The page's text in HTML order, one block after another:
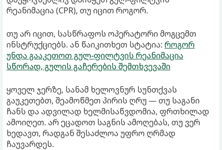
რეანიმაცია (CPR), თუ იცით როგორ.
თუ არ იცით, სასწრაფოს ოპერატორი მოგცემთ
ინსტრუქციებს. ან წაიკითხეთ სტატია: როგორ
უნდა გააკეთოთ გულ-ფილტვის რეანიმაცია
სწორად, გულის გაჩერების შემთხვევაში
ყოველ ჯერზე, სანამ ხელოვნურ სუნთქვას
გაუკეთებთ, შეამოწმეთ პირის ღრუ — თუ საგანი
ჩანს და ადვილად ხელმისაწვდომია, ფრთხილად
ამოიღეთ. არ ეცადოთ საგნის ამოღებას, თუ ვერ
ხედავთ, რადგან შესაძლოა უფრო ღრმად
ჩაუვარდეს.